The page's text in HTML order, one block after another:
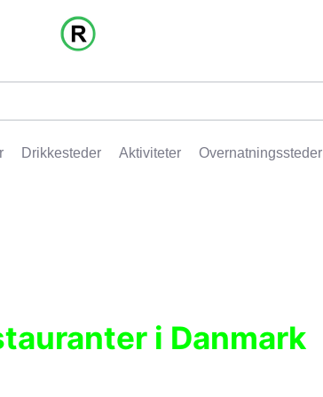
Drikkesteder Aktiviteter Overnatningssteder
i Danmark